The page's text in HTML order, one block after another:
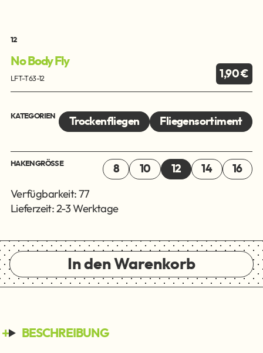
12
No Body Fly
LFT-T63-12 1,90 €
KATEGORIEN Trockenfliegen Fliegensortiment
HAKENGRÖSSE 8 10 12 14 16
Verfügbarkeit: 77
Lieferzeit: 2-3 Werktage
In den Warenkorb
BESCHREIBUNG